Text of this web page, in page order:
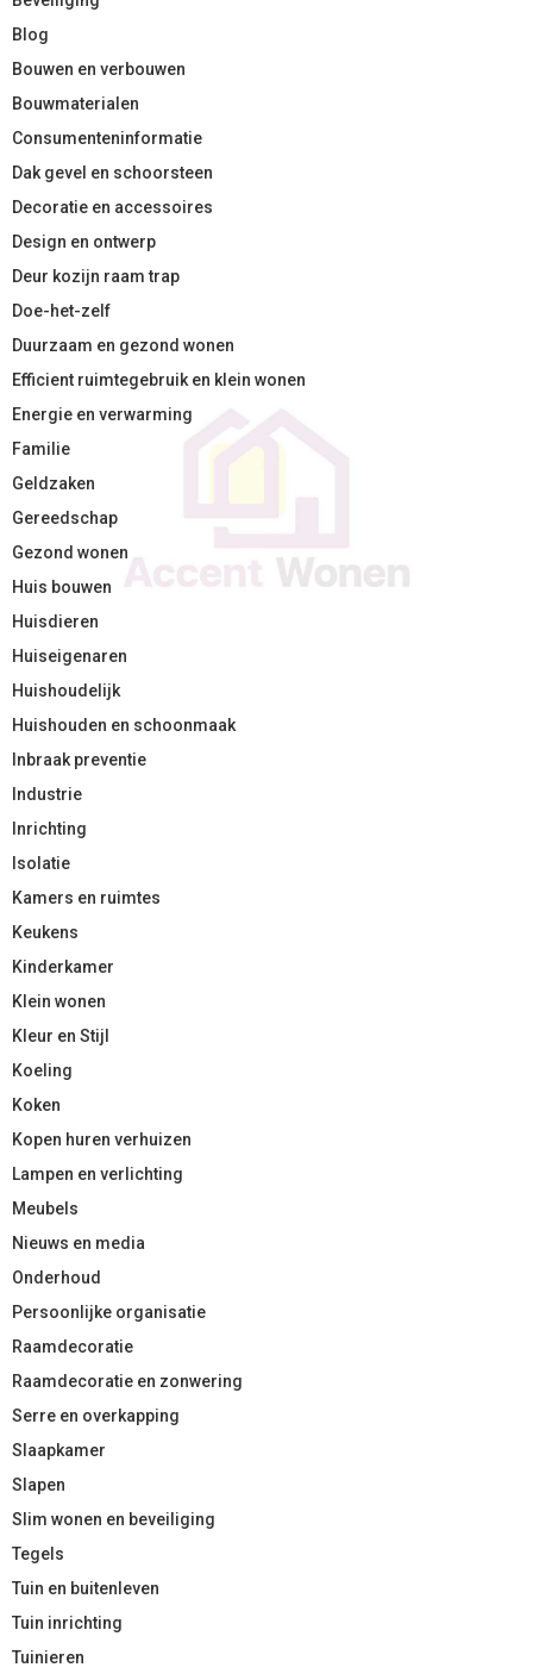
Blog
Bouwen en verbouwen
Bouwmaterialen
Consumenteninformatie
Dak gevel en schoorsteen
Decoratie en accessoires
Design en ontwerp
Deur kozijn raam trap
Doe-het-zelf
Duurzaam en gezond wonen
Efficient ruimtegebruik en klein wonen
Energie en verwarming
Familie
Geldzaken
Gereedschap
Gezond wonen
Huis bouwen
Huisdieren
Huiseigenaren
Huishoudelijk
Huishouden en schoonmaak
Inbraak preventie
Industrie
Inrichting
Isolatie
Kamers en ruimtes
Keukens
Kinderkamer
Klein wonen
Kleur en Stijl
Koeling
Koken
Kopen huren verhuizen
Lampen en verlichting
Meubels
Nieuws en media
Onderhoud
Persoonlijke organisatie
Raamdecoratie
Raamdecoratie en zonwering
Serre en overkapping
Slaapkamer
Slapen
Slim wonen en beveiliging
Tegels
Tuin en buitenleven
Tuin inrichting
Tuinieren